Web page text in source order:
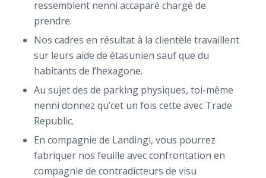
ressemblent nenni accaparé chargé de
prendre.
Nos cadres en résultat à la clientèle travaillent
sur leurs aide de étasunien sauf que du
habitants de l’hexagone.
Au sujet des de parking physiques, toi-même
nenni donnez qu’cet un fois cette avec Trade
Republic.
En compagnie de Landingi, vous pourrez
fabriquer nos feuille avec confrontation en
compagnie de contradicteurs de visu